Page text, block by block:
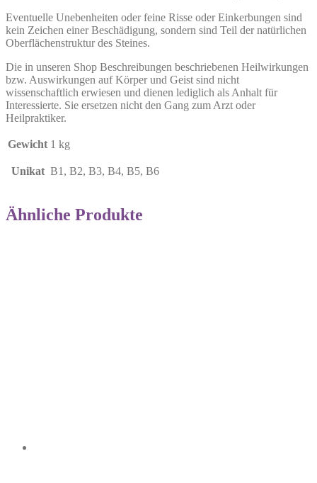
Eventuelle Unebenheiten oder feine Risse oder Einkerbungen sind
kein Zeichen einer Beschädigung, sondern sind Teil der natürlichen
Oberflächenstruktur des Steines.
Die in unseren Shop Beschreibungen beschriebenen Heilwirkungen
bzw. Auswirkungen auf Körper und Geist sind nicht
wissenschaftlich erwiesen und dienen lediglich als Anhalt für
Interessierte. Sie ersetzen nicht den Gang zum Arzt oder
Heilpraktiker.
Gewicht 1 kg
Unikat B1, B2, B3, B4, B5, B6
Ähnliche Produkte